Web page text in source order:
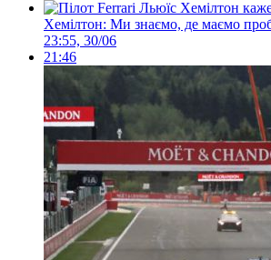
Хемілтон: Ми знаємо, де маємо
23:55, 30/06
21:46